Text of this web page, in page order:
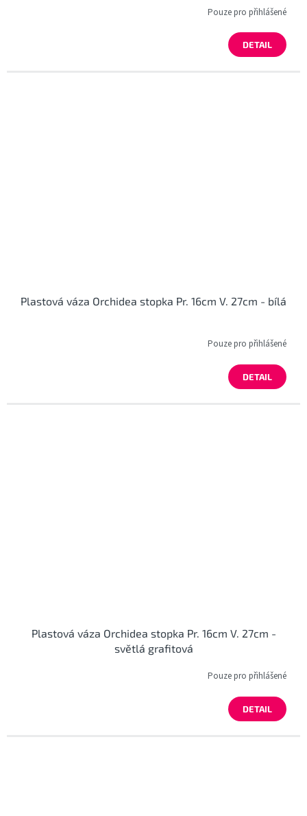
Pouze pro přihlášené
DETAIL
Plastová váza Orchidea stopka Pr. 16cm V. 27cm - bílá
Pouze pro přihlášené
DETAIL
Plastová váza Orchidea stopka Pr. 16cm V. 27cm -
světlá grafitová
Pouze pro přihlášené
DETAIL